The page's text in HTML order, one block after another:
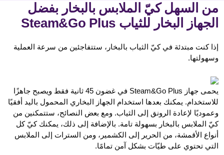
من السهل كيّ الملابس بالبخار بفضل
الجهاز البخار للثياب Steam&Go Plus
إذا كنت مبتدئة في كيّ الثياب بالبخار، ستتفاجئين من سرعة العملية
وسهولتها.
يحمى جهاز Steam&Go Plus في غضون 45 ثانية فقط ويصبح جاهزًا
للاستخدام. يمكنك بعدها استخدام الجهاز البخاري المحمول باليد أفقيًا
وعموديًا لإعادة الرونق إلى الثياب. ومع بعض النصائح، ستتمكنين من
كيّ الملابس بالبخار بسهولة تامة. بالإضافة إلى ذلك، يمكنك كيّ كل
أنواع الأقمشة، من الحرير إلى الكشمير، ومن السترات إلى الملابس
التي تحتوي على طيّات بشكل آمن تمامًا.